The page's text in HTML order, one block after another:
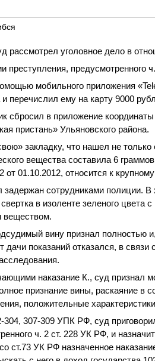
рассмотрел уголовное дело в
преступления, предусмотренного
мобильного приложения
и перечислил ему на карту 9000
сбросил в приложение
пристань» Ульяновского района.
закладку, что нашел не
вещества составила 6
01.10.2012, относится к
сотрудниками полиции. В
в изоленте зеленого цвета
веществом.
вину признал полностью
дачи показаний отказался, в
наказание К., суд признал
признание вины, раскаяние в
положительные
304, 307-309 УПК РФ, суд
ч. 2 ст. 228 УК РФ, и
ст.73 УК РФ назначенное